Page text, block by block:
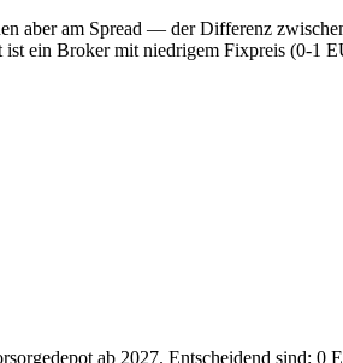
aber am Spread — der Differenz
ist ein Broker mit niedrigem Fixpreis (0-1
ab 2027. Entscheidend sind: 0